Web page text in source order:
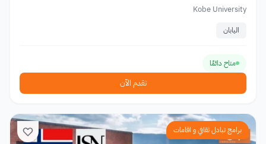
Kobe University
اليابان
متاح دائمًا
تقدم الآن
برامج تبادل ثقافي و اقامات